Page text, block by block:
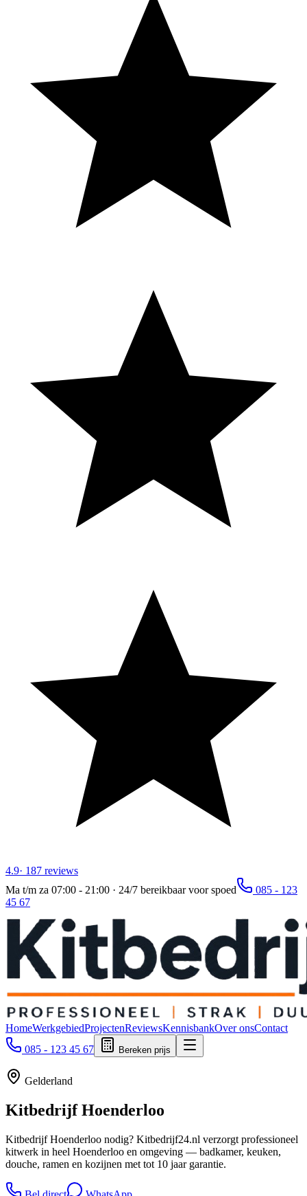
4.9· 187 reviews
Ma t/m za 07:00 - 21:00 · 24/7 bereikbaar voor spoed
085 - 123
45 67
HomeWerkgebiedProjectenReviewsKennisbankOver onsContact
085 - 123 45 67
Bereken prijs
Gelderland
KitbedrijfHoenderloo
Kitbedrijf Hoenderloo nodig? Kitbedrijf24.nl verzorgt professioneel
kitwerk in heel Hoenderloo en omgeving — badkamer, keuken,
douche, ramen en kozijnen met tot 10 jaar garantie.